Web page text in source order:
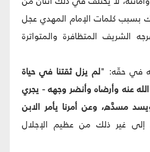
بسبب كلمات الإمام المهدي عجل
الشريف المتظافرة والمتواترة
في حقّه: "لم يزل ثقتنا في حياة
عنه وأرضاه وأنضر وجهه - يجري
مسدَّه، وعن أمرنا يأمر الابن
غير ذلك من عظيم الإجلال